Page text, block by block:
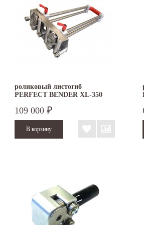
роликовый листогиб
PERFECT BENDER XL-350
109 000 ₽